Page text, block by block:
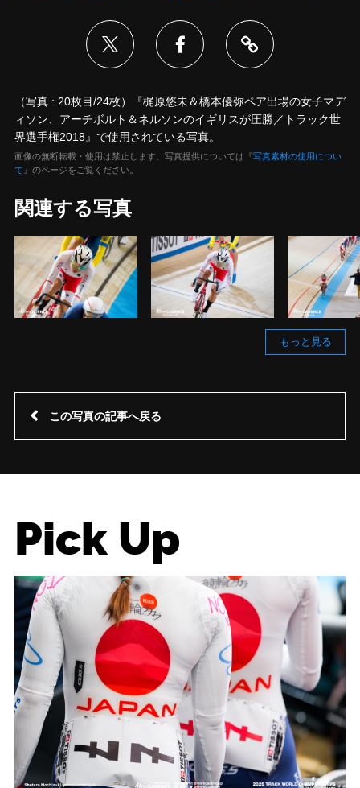
（写真 : 20枚目/24枚）『梶原悠未＆橋本優弥ペア出場の女子マデ
ィソン、アーチボルト＆ネルソンのイギリスが圧勝／トラック世
界選手権2018』で使用されている写真。
画像の無断転載・使用は禁止します。写真提供については『写真素材の使用につい
て 』のページをご覧ください。
関連する写真
もっと見る
この写真の記事へ戻る
Pick Up